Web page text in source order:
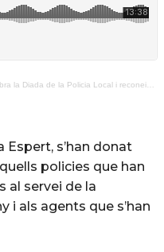
de la Policia Local i reconeix la seva tasca diària
Espert, s’han donat
policies que han
al servei de la
i als agents que s’han